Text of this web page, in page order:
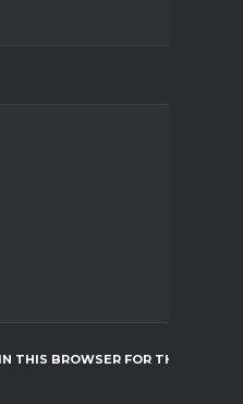
THIS BROWSER FOR THE